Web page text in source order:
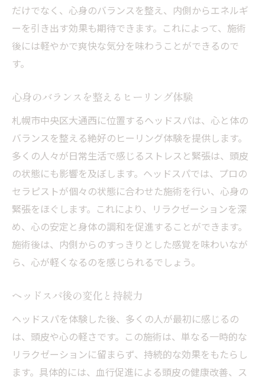
だけでなく、心身のバランスを整え、内側からエネルギ
ーを引き出す効果も期待できます。これによって、施術
後には軽やかで爽快な気分を味わうことができるので
す。
心身のバランスを整えるヒーリング体験
札幌市中央区大通西に位置するヘッドスパは、心と体の
バランスを整える絶好のヒーリング体験を提供します。
多くの人々が日常生活で感じるストレスと緊張は、頭皮
の状態にも影響を及ぼします。ヘッドスパでは、プロの
セラピストが個々の状態に合わせた施術を行い、心身の
緊張をほぐします。これにより、リラクゼーションを深
め、心の安定と身体の調和を促進することができます。
施術後は、内側からのすっきりとした感覚を味わいなが
ら、心が軽くなるのを感じられるでしょう。
ヘッドスパ後の変化と持続力
ヘッドスパを体験した後、多くの人が最初に感じるの
は、頭皮や心の軽さです。この施術は、単なる一時的な
リラクゼーションに留まらず、持続的な効果をもたらし
ます。具体的には、血行促進による頭皮の健康改善、ス